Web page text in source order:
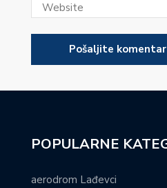
POPULARNE
aerodrom Lađevci